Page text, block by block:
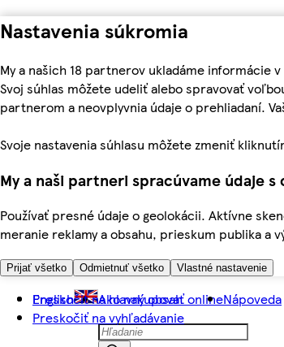
Nastavenia súkromia
My a našich 18 partnerov ukladáme informácie
Svoj súhlas môžete udeliť alebo spravovať
partnerom a neovplyvnia údaje o prehliadaní.
Svoje nastavenia súhlasu môžete zmeniť
My a naši partneri spracúvame údaje s
Používať presné údaje o geolokácii. Aktívne
meranie reklamy a obsahu, prieskum publika a
Prijať všetko Odmietnuť všetko Vlastné nastavenie
Preskočiť na hlavný obsah
Preskočiť na vyhľadávanie
English Ako nakupovať onlineNápoveda